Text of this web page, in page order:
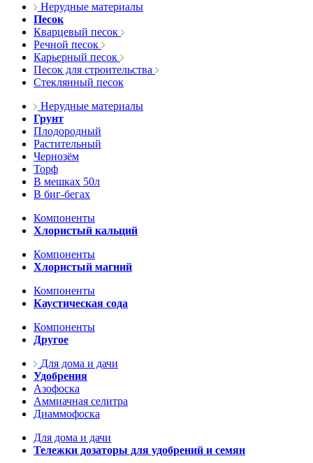
Нерудные материалы
Песок
Кварцевый песок
Речной песок
Карьерный песок
Песок для строительства
Стеклянный песок
Нерудные материалы
Грунт
Плодородный
Растительный
Чернозём
Торф
В мешках 50л
В биг-бегах
Компоненты
Хлористый кальций
Компоненты
Хлористый магний
Компоненты
Каустическая сода
Компоненты
Другое
Для дома и дачи
Удобрения
Азофоска
Аммиачная селитра
Диаммофоска
Для дома и дачи
Тележки дозаторы для удобрений и семян